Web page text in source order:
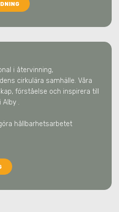
i återvinning,
cirkulära samhälle. Våra
förståelse och inspirera till
i Alby .
hållbarhetsarbetet